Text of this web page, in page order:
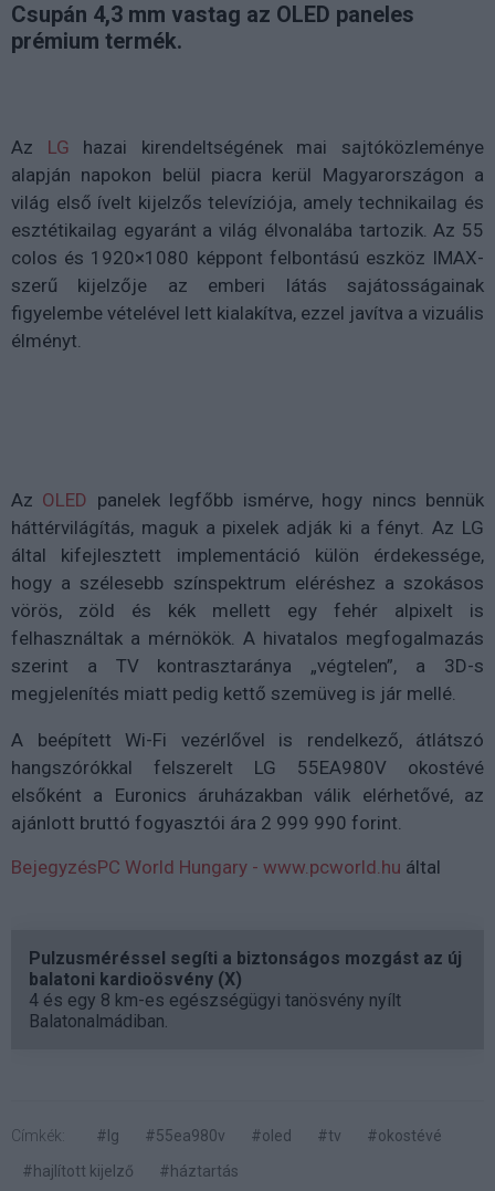
Csupán 4,3 mm vastag az OLED paneles
prémium termék.
Az LG hazai kirendeltségének mai sajtóközleménye
alapján napokon belül piacra kerül Magyarországon a
világ első ívelt kijelzős televíziója, amely technikailag és
esztétikailag egyaránt a világ élvonalába tartozik. Az 55
colos és 1920×1080 képpont felbontású eszköz IMAX-
szerű kijelzője az emberi látás sajátosságainak
figyelembe vételével lett kialakítva, ezzel javítva a vizuális
élményt.
Az OLED panelek legfőbb ismérve, hogy nincs bennük
háttérvilágítás, maguk a pixelek adják ki a fényt. Az LG
által kifejlesztett implementáció külön érdekessége,
hogy a szélesebb színspektrum eléréshez a szokásos
vörös, zöld és kék mellett egy fehér alpixelt is
felhasználtak a mérnökök. A hivatalos megfogalmazás
szerint a TV kontrasztaránya „végtelen”, a 3D-s
megjelenítés miatt pedig kettő szemüveg is jár mellé.
A beépített Wi-Fi vezérlővel is rendelkező, átlátszó
hangszórókkal felszerelt LG 55EA980V okostévé
elsőként a Euronics áruházakban válik elérhetővé, az
ajánlott bruttó fogyasztói ára 2 999 990 forint.
BejegyzésPC World Hungary - www.pcworld.hu által
Pulzusméréssel segíti a biztonságos mozgást az új
balatoni kardioösvény (X)
4 és egy 8 km-es egészségügyi tanösvény nyílt
Balatonalmádiban.
Címkék: #lg #55ea980v #oled #tv
#okostévé
#hajlított kijelző
#háztartás